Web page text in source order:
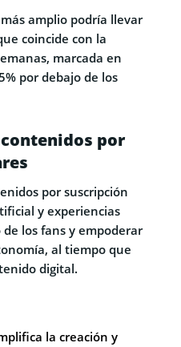
amplio podría llevar
coincide con la
marcada en
por debajo de los
contenidos por
por suscripción
y experiencias
los fans y empoderar
al tiempo que
digital.
la creación y